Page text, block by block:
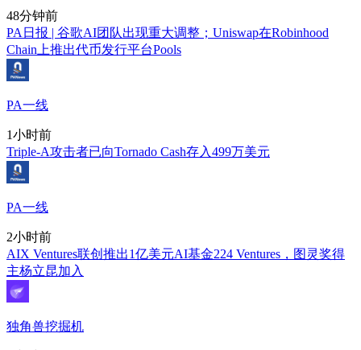
48分钟前
PA日报 | 谷歌AI团队出现重大调整；Uniswap在Robinhood
Chain上推出代币发行平台Pools
PA一线
1小时前
Triple-A攻击者已向Tornado Cash存入499万美元
PA一线
2小时前
AIX Ventures联创推出1亿美元AI基金224 Ventures，图灵奖得
主杨立昆加入
独角兽挖掘机